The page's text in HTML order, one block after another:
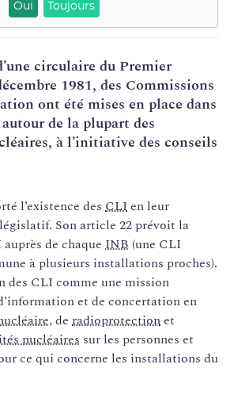
Oui Toujours
circulaire du Premier
1981, des Commissions
ont été mises en place dans
de la plupart des
à l’initiative des conseils
l’existence des CLIen leur
Son article 22 prévoit la
de chaque INB (une CLI
à plusieurs installations proches).
des CLI comme une mission
et de concertation en
, de radioprotectionet
nucléaires sur les personnes et
ce qui concerne les installations du